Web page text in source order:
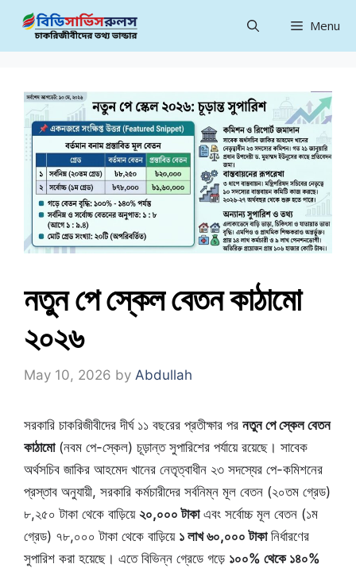
content
Menu
নতুন পে স্কেল বেতন কাঠামো
২০২৬
May 10, 2026 by Abdullah
সরকারি চাকরিজীবীদের দীর্ঘ ১১ বছরের প্রতীক্ষার পর নতুন পে স্কেল বেতন
কাঠামো(নবম পে-স্কেল) চূড়ান্ত সুপারিশের পর্যায়ে রয়েছে। সাবেক
অর্থসচিব জাকির আহমেদ খানের নেতৃত্বাধীন ২৩ সদস্যের পে-কমিশনের
প্রস্তাব অনুযায়ী, সরকারি কর্মচারীদের সর্বনিম্ন মূল বেতন (২০তম গ্রেড)
৮,২৫০ টাকা থেকে বাড়িয়ে ২০,০০০ টাকাএবং সর্বোচ্চ মূল বেতন (১ম
গ্রেড) ৭৮,০০০ টাকা থেকে বাড়িয়ে ১ লাখ ৬০,০০০ টাকানির্ধারণের
সুপারিশ করা হয়েছে। এতে বিভিন্ন গ্রেডে গড়ে ১০০% থেকে ১৪০%